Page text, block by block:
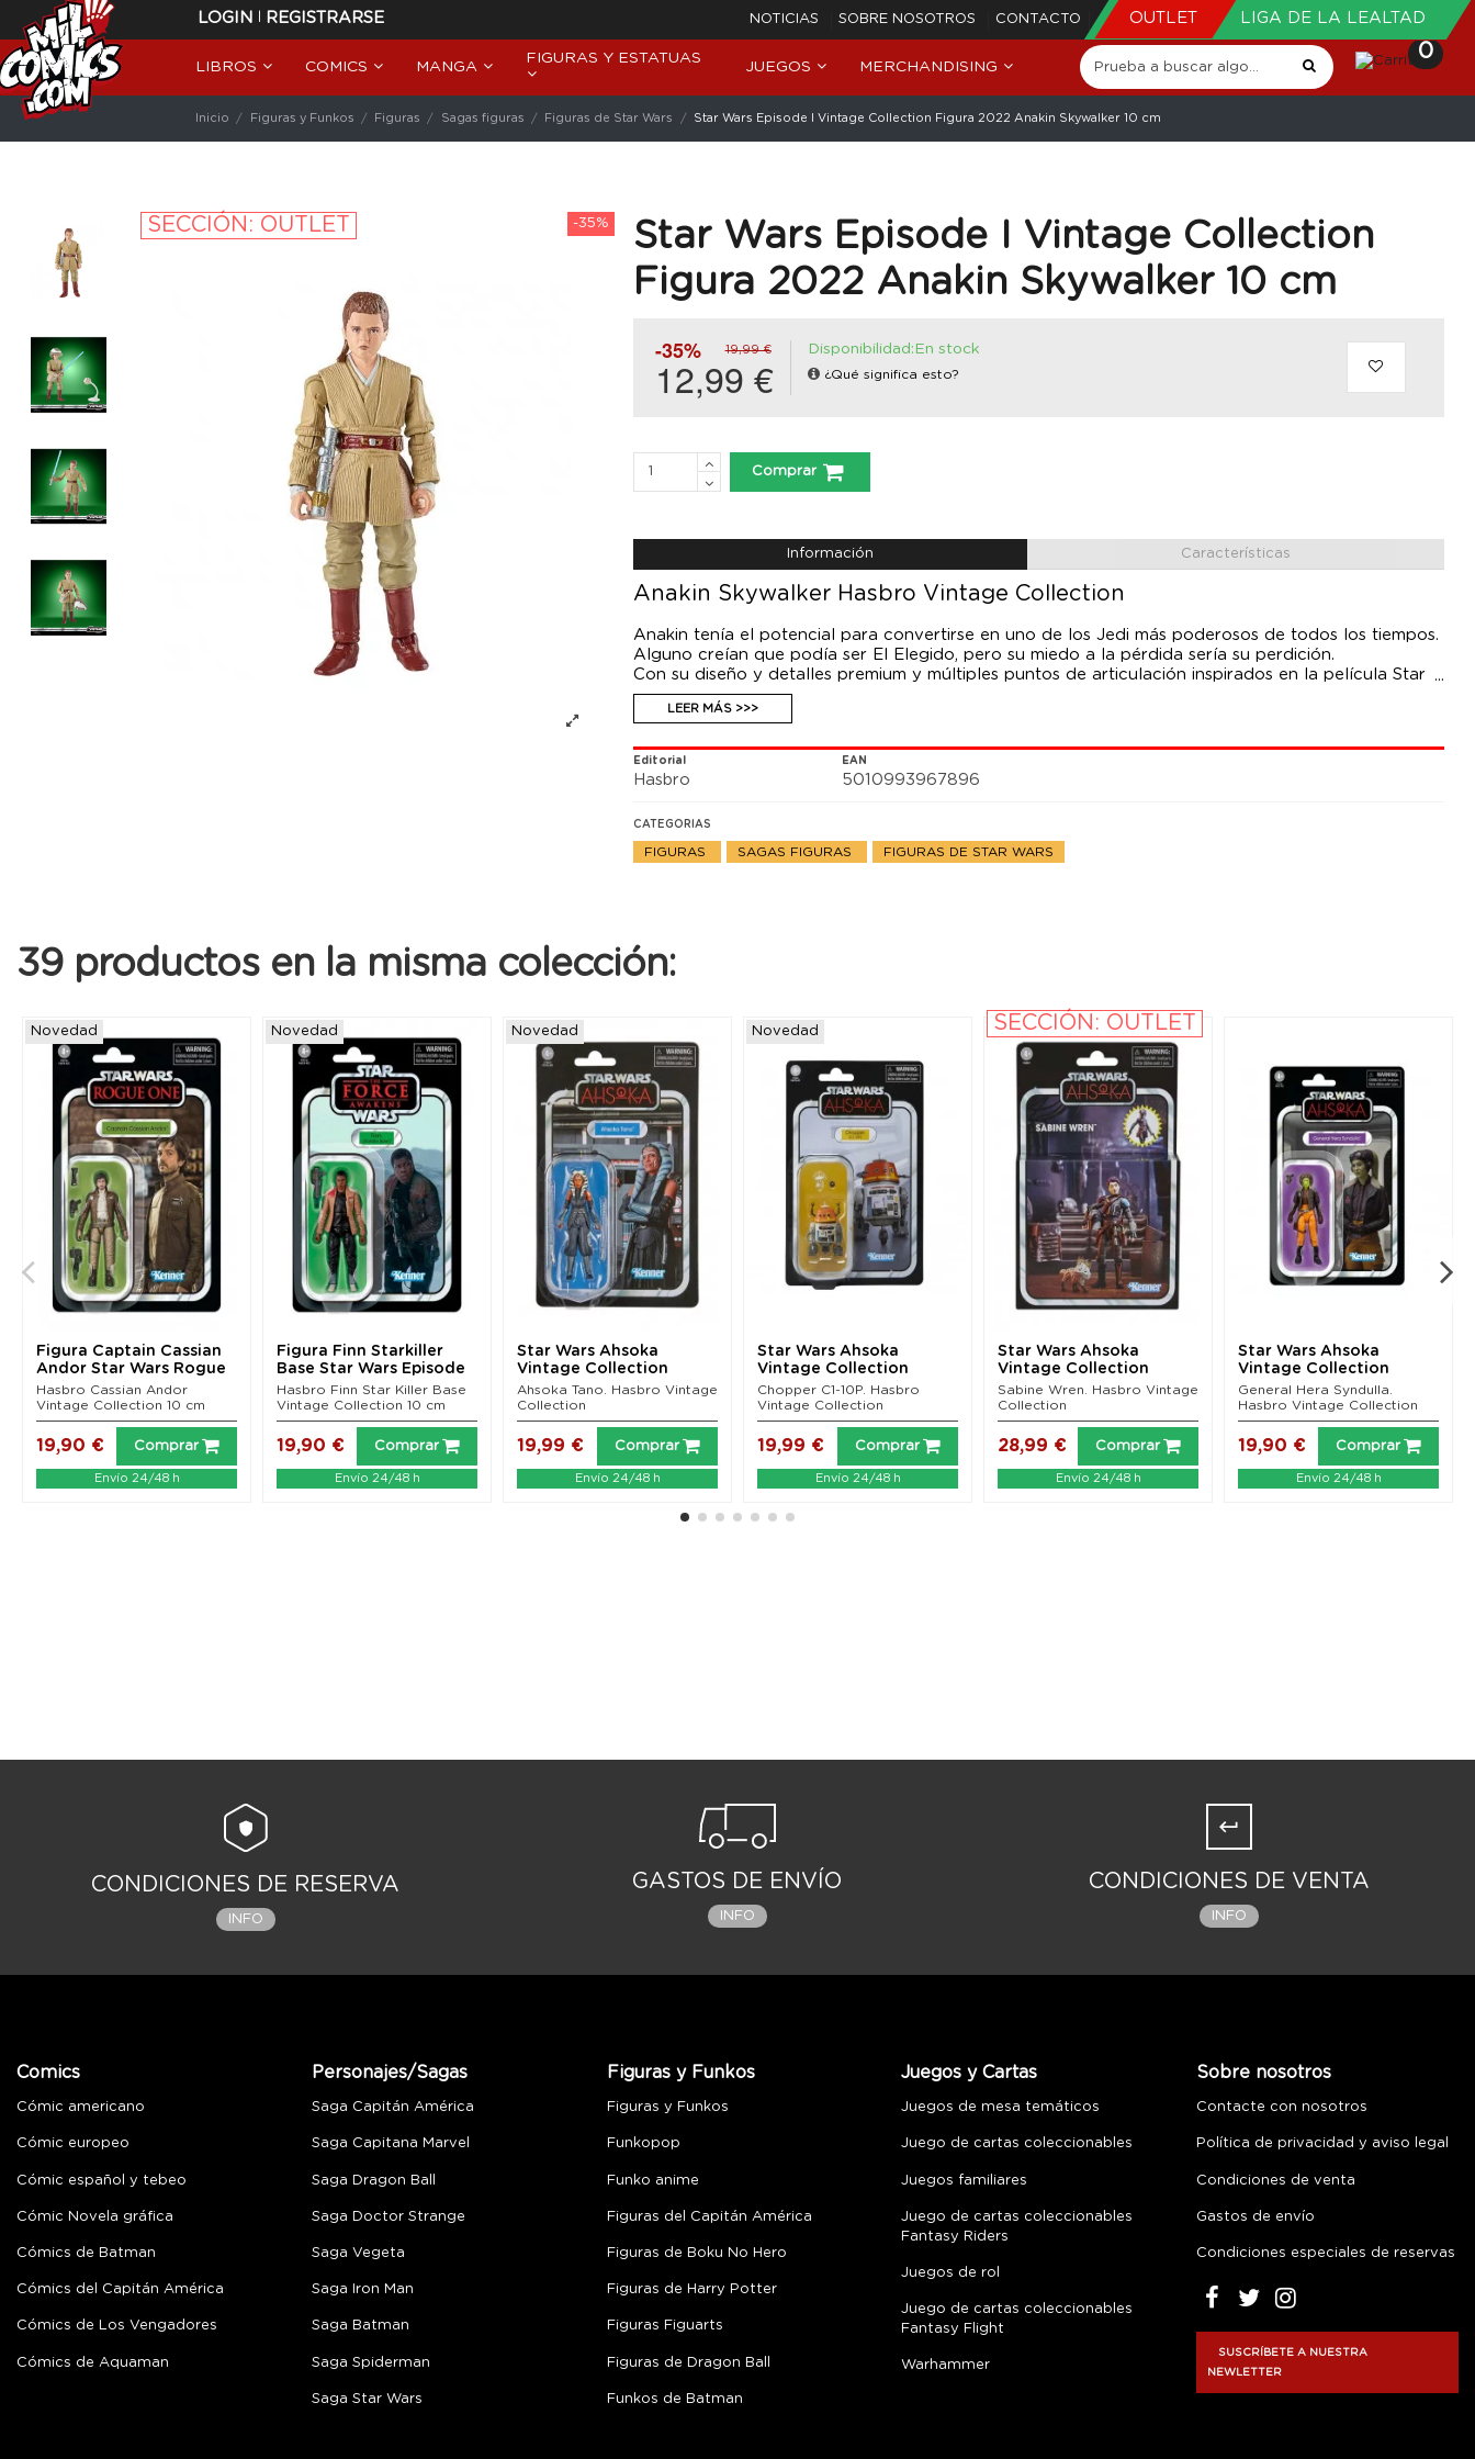
LOGIN | REGISTRARSE NOTICIAS SOBRE NOSOTROS CONTACTO OUTLET LIGA DE LA LEALTAD
LIBROS COMICS MANGA
FIGURAS Y ESTATUAS
JUEGOS MERCHANDISING
0
Inicio Figuras y Funkos Figuras Sagas figuras Figuras de Star Wars Star Wars Episode I Vintage Collection Figura 2022 Anakin Skywalker 10 cm
-35%
SECCIÓN: OUTLET
Star Wars Episode I Vintage Collection
Figura 2022 Anakin Skywalker 10 cm
-35% 19,99 €
12,99 €
Disponibilidad:En stock
¿Qué significa esto?
Comprar
Información Características
Anakin Skywalker Hasbro Vintage Collection
Anakin tenía el potencial para convertirse en uno de los Jedi más poderosos de todos los tiempos.
Alguno creían que podía ser El Elegido, pero su miedo a la pérdida sería su perdición.
Con su diseño y detalles premium y múltiples puntos de articulación inspirados en la película Star
Wars: La amenaza fantasma, esta figura a escala de 9,5 cm de la colección Vintage de Star Wars
es un regalo perfecto para los fans y coleccionistas de Star Wars.
LEER MÁS >>>
Editorial
Hasbro
EAN
5010993967896
CATEGORIAS
FIGURAS SAGAS FIGURAS FIGURAS DE STAR WARS
39 productos en la misma colección:
Novedad
Figura Captain Cassian
Andor Star Wars Rogue
One Vintage...
Hasbro Cassian Andor
Vintage Collection 10 cm
19,90 € Comprar
Envío 24/48 h
Novedad
Figura Finn Starkiller
Base Star Wars Episode
VII Vintage...
Hasbro Finn Star Killer Base
Vintage Collection 10 cm
19,90 € Comprar
Envío 24/48 h
Novedad
Star Wars Ahsoka
Vintage Collection
Figura Ahsoka Tano 10
cm
Ahsoka Tano. Hasbro Vintage
Collection
19,99 € Comprar
Envío 24/48 h
Novedad
Star Wars Ahsoka
Vintage Collection
Figura Chopper C1-10P 10
cm
Chopper C1-10P. Hasbro
Vintage Collection
19,99 € Comprar
Envío 24/48 h
SECCIÓN: OUTLET
Star Wars Ahsoka
Vintage Collection
Figura Deluxe Sabine
Wren...
Sabine Wren. Hasbro Vintage
Collection
28,99 € Comprar
Envío 24/48 h
Star Wars Ahsoka
Vintage Collection
Figura General Hera...
General Hera Syndulla.
Hasbro Vintage Collection
19,90 € Comprar
Envío 24/48 h
CONDICIONES DE RESERVA
INFO
GASTOS DE ENVÍO
INFO
CONDICIONES DE VENTA
INFO
Comics
Cómic americano
Cómic europeo
Cómic español y tebeo
Cómic Novela gráfica
Cómics de Batman
Cómics del Capitán América
Cómics de Los Vengadores
Cómics de Aquaman
Personajes/Sagas
Saga Capitán América
Saga Capitana Marvel
Saga Dragon Ball
Saga Doctor Strange
Saga Vegeta
Saga Iron Man
Saga Batman
Saga Spiderman
Saga Star Wars
Figuras y Funkos
Figuras y Funkos
Funkopop
Funko anime
Figuras del Capitán América
Figuras de Boku No Hero
Figuras de Harry Potter
Figuras Figuarts
Figuras de Dragon Ball
Funkos de Batman
Juegos y Cartas
Juegos de mesa temáticos
Juego de cartas coleccionables
Juegos familiares
Juego de cartas coleccionables
Fantasy Riders
Juegos de rol
Juego de cartas coleccionables
Fantasy Flight
Warhammer
Sobre nosotros
Contacte con nosotros
Política de privacidad y aviso legal
Condiciones de venta
Gastos de envío
Condiciones especiales de reservas
SUSCRÍBETE A NUESTRA
NEWLETTER